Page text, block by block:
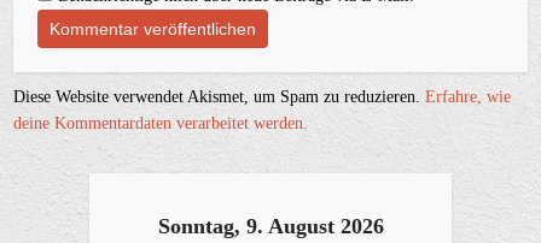
Diese Website verwendet Akismet, um Spam zu reduzieren.Erfahre, wie
deine Kommentardaten verarbeitet werden.
Sonntag, 9. August 2026